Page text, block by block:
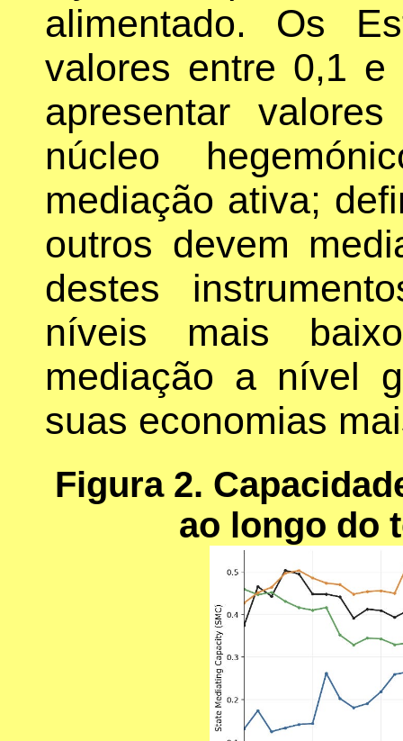
alimentado. Os
valores entre 0,1
apresentar
núcleo
mediação ativa;
outros devem
destes
níveis mais
mediação a nível
suas economias
Figura 2.
ao longo do